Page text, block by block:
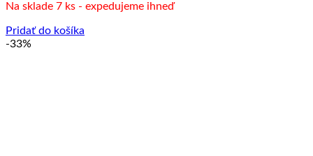
bola:
je:
Na sklade 7 ks - expedujeme ihneď
Pridať do košíka
-33%